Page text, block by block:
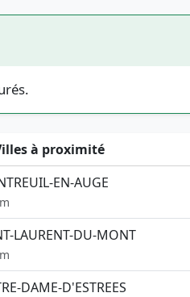
à proximité
EN-AUGE
LAURENT-DU-MONT
DAME-D'ESTREES